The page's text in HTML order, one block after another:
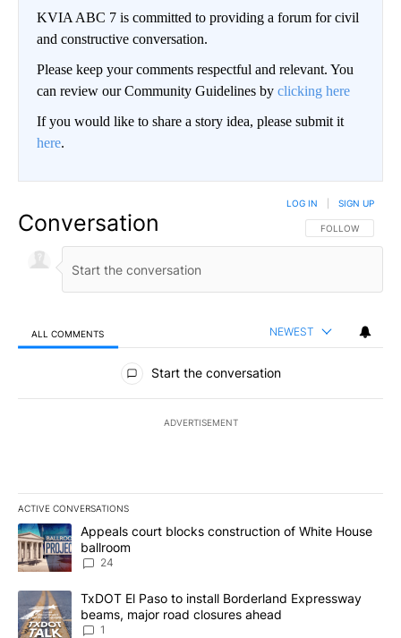
KVIA ABC 7 is committed to providing a forum for civil
and constructive conversation.
Please keep your comments respectful and relevant. You
can review our Community Guidelines by clicking here
If you would like to share a story idea, please submit it
here.
Conversation FOLLOW THIS
FOLLOW
LOG IN SIGN UP
ALL COMMENTS NEWEST
All Comments
Start the conversation
ADVERTISEMENT
ACTIVE CONVERSATIONS
The following is a list of the most commented articles in the last
A trending article titled "Appeals court blocks construction of
Appeals court blocks construction of White House
ballroom
24
A trending article titled "TxDOT El Paso to install Borderland
TxDOT El Paso to install Borderland Expressway
beams, major road closures ahead
1